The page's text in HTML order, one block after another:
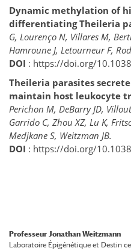
Dynamic methylation of
differentiating Theileria
G, Lourenço N, Villares M,
Hamroune J, Letourneur F,
DOI : https://doi.org/
Theileria parasites
maintain host leukocyte
Perichon M, DeBarry JD,
Garrido C, Zhou XZ, Lu K,
Medjkane S, Weitzman JB.
DOI : https://doi.org/
Professeur Jonathan Weitzmann
Laboratoire Épigénétique et Destin